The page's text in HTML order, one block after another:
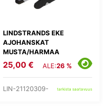
LINDSTRANDS EKE
AJOHANSKAT
MUSTA/HARMAA
25,00 € ALE:26 %
LIN-21120309- tarkista saatavuus